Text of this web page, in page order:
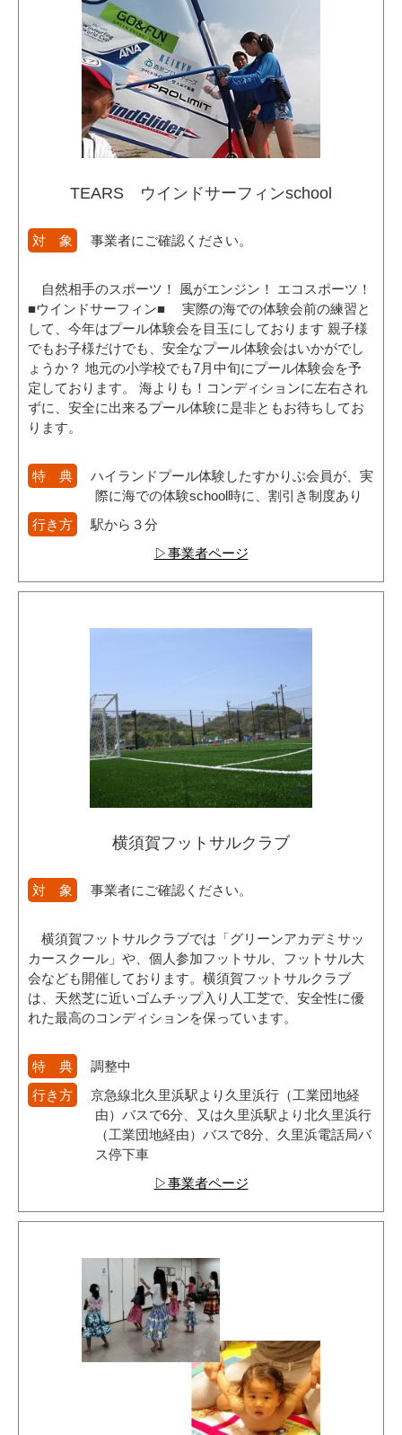
TEARS ウインドサーフィンschool
対 象 事業者にご確認ください。
自然相手のスポーツ！ 風がエンジン！ エコスポーツ！
■ウインドサーフィン■ 実際の海での体験会前の練習と
して、今年はプール体験会を目玉にしております 親子様
でもお子様だけでも、安全なプール体験会はいかがでし
ょうか？ 地元の小学校でも7月中旬にプール体験会を予
定しております。 海よりも！コンディションに左右され
ずに、安全に出来るプール体験に是非ともお待ちしてお
ります。
特 典
ハイランドプール体験したすかりぶ会員が、実
際に海での体験school時に、割引き制度あり
行き方
駅から３分
▷事業者ページ
横須賀フットサルクラブ
対 象 事業者にご確認ください。
横須賀フットサルクラブでは「グリーンアカデミサッ
カースクール」や、個人参加フットサル、フットサル大
会なども開催しております。横須賀フットサルクラブ
は、天然芝に近いゴムチップ入り人工芝で、安全性に優
れた最高のコンディションを保っています。
特 典
調整中
行き方
京急線北久里浜駅より久里浜行（工業団地経
由）バスで6分、又は久里浜駅より北久里浜行
（工業団地経由）バスで8分、久里浜電話局バ
ス停下車
▷事業者ページ